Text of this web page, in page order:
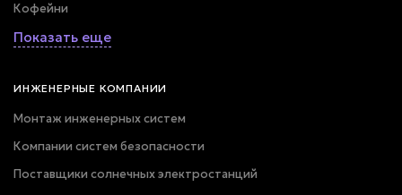
Кофейни
Показать еще
ИНЖЕНЕРНЫЕ КОМПАНИИ
Монтаж инженерных систем
Компании систем безопасности
Поставщики солнечных электростанций